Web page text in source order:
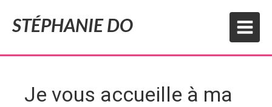
STÉPHANIE DO
Je vous accueille à ma